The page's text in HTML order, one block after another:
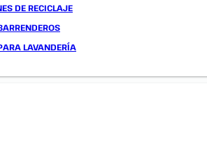
DE RECICLAJE
LAVANDERÍA